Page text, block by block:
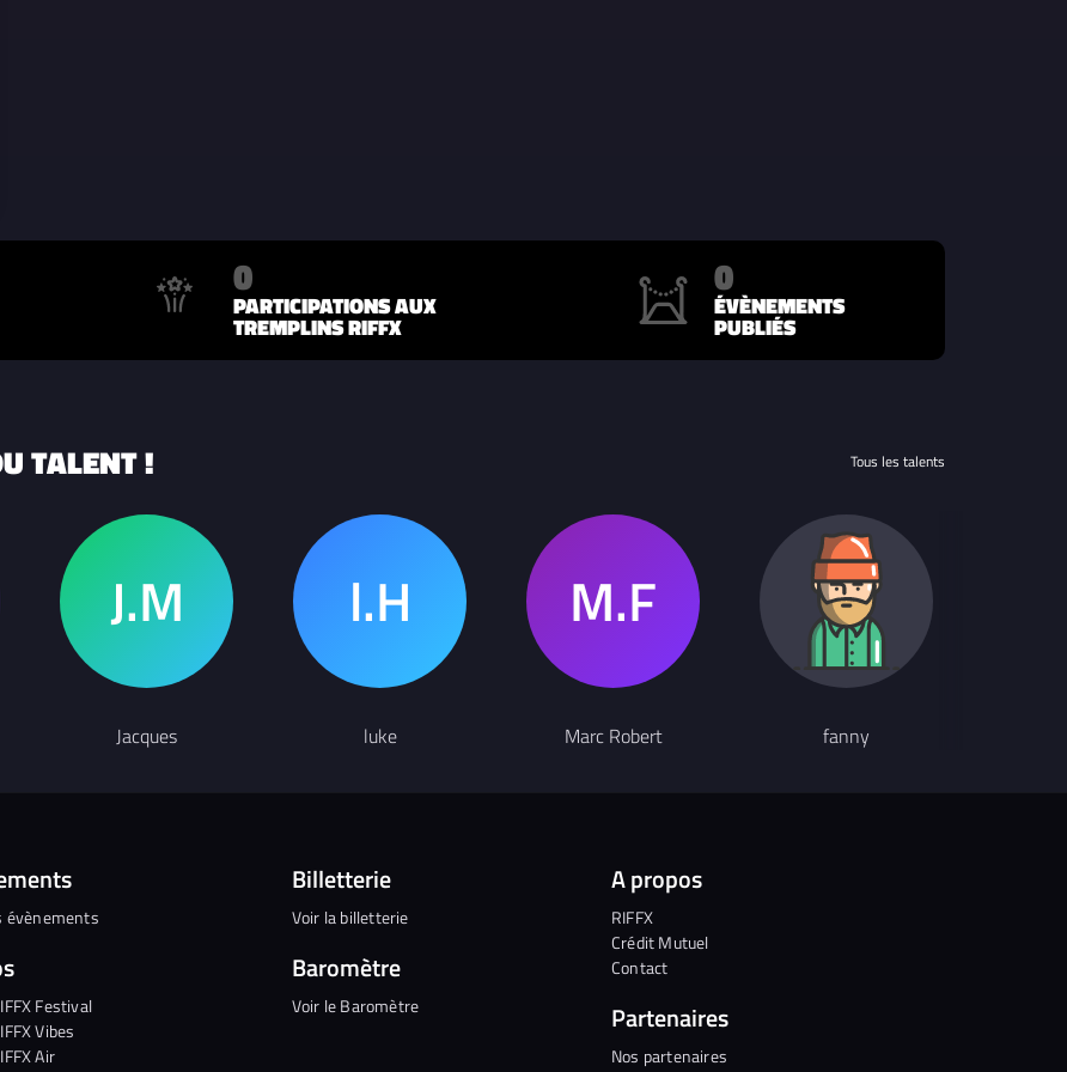
0
PARTICIPATIONS AUX
TREMPLINS RIFFX
0
ÉVÈNEMENTS
PUBLIÉS
TALENT ! Tous les talents
Jacques luke Marc Robert fanny
évènements
Festival
Vibes
Air
Billetterie
Voir la billetterie
Baromètre
Voir le Baromètre
A propos
RIFFX
Crédit Mutuel
Contact
Partenaires
Nos partenaires